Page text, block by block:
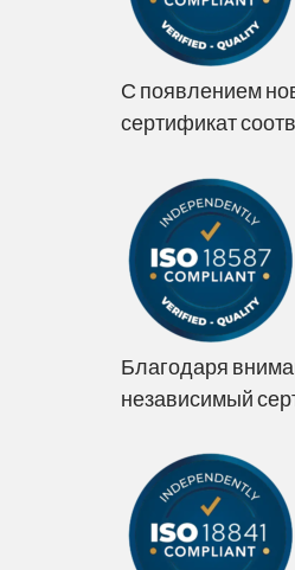
С появлением
сертификат
Благодаря
независимый